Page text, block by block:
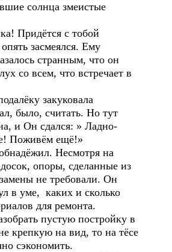
солнца змеистые
Придётся с тобой
засмеялся. Ему
странным, что он
со всем, что встречает в
закуковала
было, считать. Но тут
и Он сдался: » Ладно-
Поживём ещё!»
Несмотря на
опоры, сделанные из
не требовали. Он
в уме, каких и сколько
для ремонта.
пустую постройку в
крепкую на вид, то на тёсе
сэкономить.